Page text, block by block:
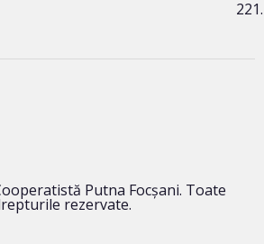
Putna Focșani. Toate
rezervate.